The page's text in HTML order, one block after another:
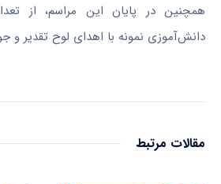
همچنین در پایان این مراسم، از
دانش‌آموزی نمونه با اهدای لوح تقدیر و
مقالات مرتبط